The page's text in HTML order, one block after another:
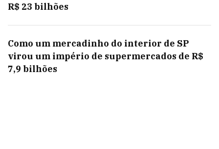
R$ 23 bilhões
Como um mercadinho do interior de SP
virou um império de supermercados de R$
7,9 bilhões